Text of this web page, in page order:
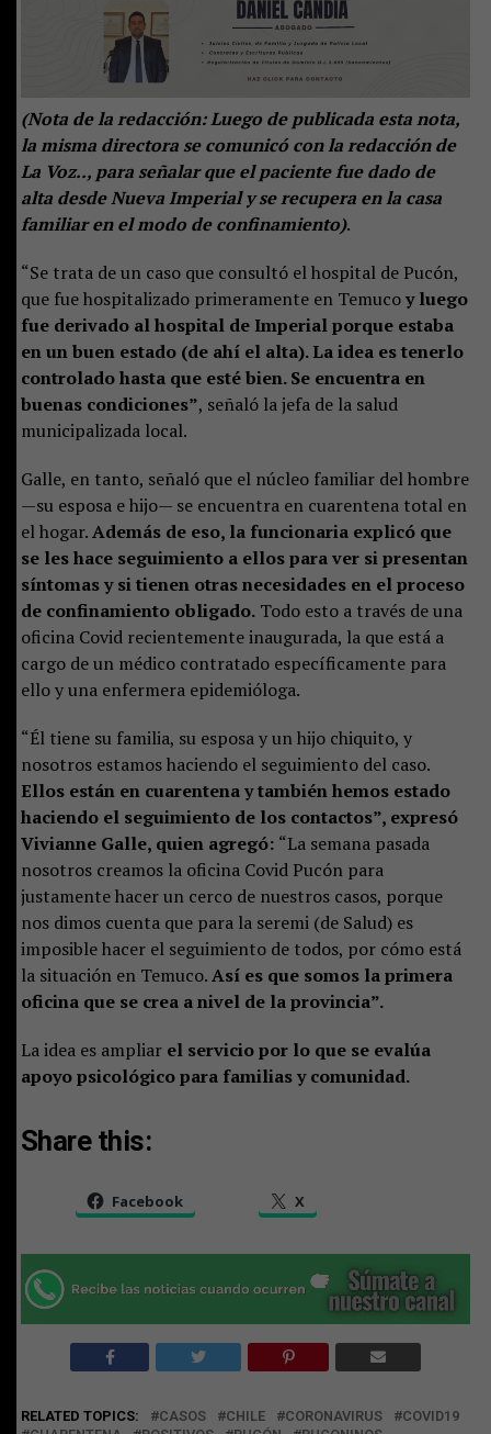
(Nota de la redacción: Luego de publicada esta nota,
la misma directora se comunicó con la redacción de
La Voz.., para señalar que el paciente fue dado de
alta desde Nueva Imperial y se recupera en la casa
familiar en el modo de confinamiento).
“Se trata de un caso que consultó el hospital de Pucón,
que fue hospitalizado primeramente en Temucoy luego
fue derivado al hospital de Imperial porque estaba
en un buen estado (de ahí el alta). La idea es tenerlo
controlado hasta que esté bien. Se encuentra en
buenas condiciones”, señaló la jefa de la salud
municipalizada local.
Galle, en tanto, señaló que el núcleo familiar del hombre
—su esposa e hijo— se encuentra en cuarentena total en
el hogar.Además de eso, la funcionaria explicó que
se les hace seguimiento a ellos para ver si presentan
síntomas y si tienen otras necesidades en el proceso
de confinamiento obligado.Todo esto a través de una
oficina Covid recientemente inaugurada, la que está a
cargo de un médico contratado específicamente para
ello y una enfermera epidemióloga.
“Él tiene su familia, su esposa y un hijo chiquito, y
nosotros estamos haciendo el seguimiento del caso.
Ellos están en cuarentena y también hemos estado
haciendo el seguimiento de los contactos”, expresó
Vivianne Galle, quien agregó: “La semana pasada
nosotros creamos la oficina Covid Pucón para
justamente hacer un cerco de nuestros casos, porque
nos dimos cuenta que para la seremi (de Salud) es
imposible hacer el seguimiento de todos, por cómo está
la situación en Temuco.Así es que somos la primera
oficina que se crea a nivel de la provincia”.
La idea es ampliar el servicio por lo que se evalúa
apoyo psicológico para familias y comunidad.
Share this:
Facebook X
RELATED TOPICS: CASOS CHILE CORONAVIRUS
COVID19